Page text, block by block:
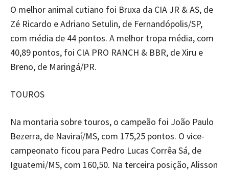
O melhor animal cutiano foi Bruxa da CIA JR & AS, de
Zé Ricardo e Adriano Setulin, de Fernandópolis/SP,
com média de 44 pontos. A melhor tropa média, com
40,89 pontos, foi CIA PRO RANCH & BBR, de Xiru e
Breno, de Maringá/PR.
TOUROS
Na montaria sobre touros, o campeão foi João Paulo
Bezerra, de Naviraí/MS, com 175,25 pontos. O vice-
campeonato ficou para Pedro Lucas Corrêa Sá, de
Iguatemi/MS, com 160,50. Na terceira posição, Alisson